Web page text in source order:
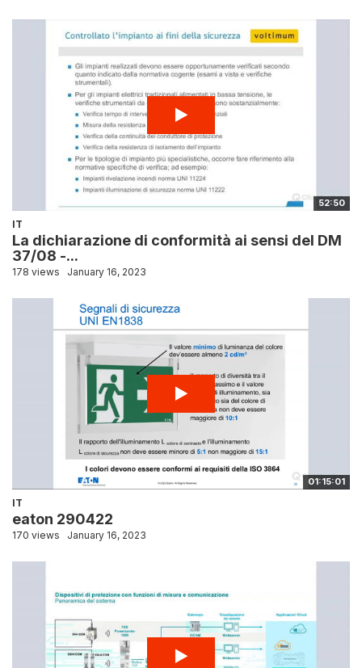
52:50
IT
La dichiarazione di conformità ai sensi del DM
37/08 -...
178 views January 16, 2023
01:15:01
IT
eaton 290422
170 views January 16, 2023